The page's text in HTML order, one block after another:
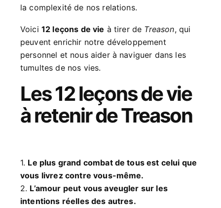
la complexité de nos relations.
Voici 12 leçons de vie à tirer de Treason, qui
peuvent enrichir notre développement
personnel et nous aider à naviguer dans les
tumultes de nos vies.
Les 12 leçons de vie
à retenir de Treason
1. Le plus grand combat de tous est celui que
vous livrez contre vous-même.
2. L’amour peut vous aveugler sur les
intentions réelles des autres.